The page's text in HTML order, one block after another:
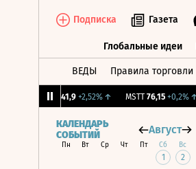
Подписка Газета
Глобальные идеи
ВЕДЫ Правила торговли
41,9 +2,52%↑ MSTT 76,15 +0,2%↑
КАЛЕНДАРЬ
СОБЫТИЙ
Август
Пн Вт Ср Чт Пт Сб Вс
1 2